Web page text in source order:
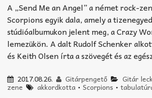
A „Send Me an Angel” a német rock-
Scorpions egyik dala, amely a
stúdióalbumukon jelent meg, a Crazy
lemezükön. A dalt Rudolf Schenker
és Keith Olsen írta a szövegét és az
2017.08.26. Gitárpengető Gitár
zene akkordkotta •Scorpions •